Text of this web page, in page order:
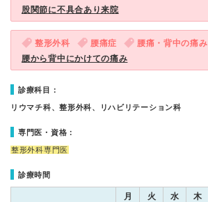
股関節に不具合あり来院
整形外科 腰痛症 腰痛・背中の痛み
腰から背中にかけての痛み
診療科目：
リウマチ科、整形外科、リハビリテーション科
専門医・資格：
整形外科専門医
診療時間
月 火 水 木